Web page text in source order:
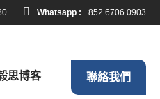
Whatsapp : +852 6706 0903
思博客 聯絡我們